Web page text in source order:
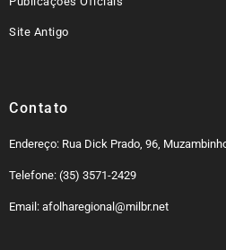
Site Antigo
Contato
Endereço: Rua Dick Prado, 96,
Telefone: (35) 3571-2429
Email: afolharegional@milbr.net